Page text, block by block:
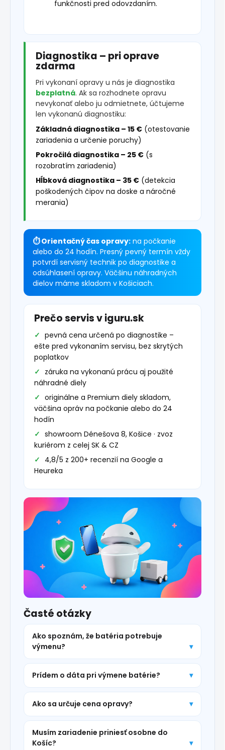
funkčnosti pred odovzdaním.
Diagnostika – pri oprave
zdarma
Pri vykonaní opravy u nás je diagnostika
bezplatná. Ak sa rozhodnete opravu
nevykonať alebo ju odmietnete, účtujeme
len vykonanú diagnostiku:
Základná diagnostika – 15 € (otestovanie
zariadenia a určenie poruchy)
Pokročilá diagnostika – 25 € (s
rozobratím zariadenia)
Hĺbková diagnostika – 35 € (detekcia
poškodených čipov na doske a náročné
merania)
⏱ Orientačný čas opravy: na počkanie
alebo do 24 hodín. Presný pevný termín vždy
potvrdí servisný technik po diagnostike a
odsúhlasení opravy. Väčšinu náhradných
dielov máme skladom v Košiciach.
Prečo servis v iguru.sk
pevná cena určená po diagnostike –
ešte pred vykonaním servisu, bez skrytých
poplatkov
záruka na vykonanú prácu aj použité
náhradné diely
originálne a Premium diely skladom,
väčšina opráv na počkanie alebo do 24
hodín
showroom Dénešova 8, Košice · zvoz
kuriérom z celej SK & CZ
4,8/5 z 200+ recenzií na Google a
Heureka
Časté otázky
Ako spoznám, že batéria potrebuje
výmenu?
Prídem o dáta pri výmene batérie?
Ako sa určuje cena opravy?
Musím zariadenie priniesť osobne do
Košíc?